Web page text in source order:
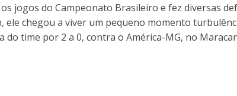
jogos do Campeonato Brasileiro e fez diversas
ele chegou a viver um pequeno momento
do time por 2 a 0, contra o América-MG, no